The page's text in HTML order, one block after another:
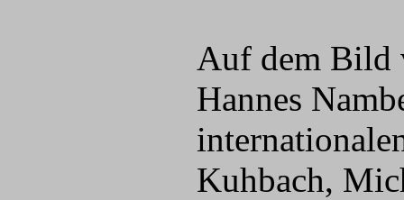
Auf dem Bild
Hannes
Kuhbach,